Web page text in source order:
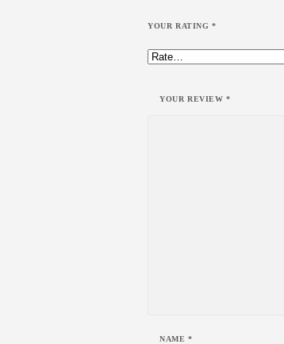
YOUR RATING*
YOUR REVIEW*
NAME *